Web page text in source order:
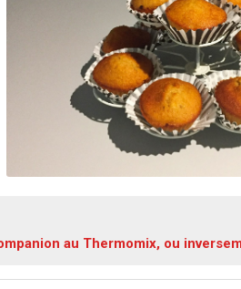
au Thermomix, ou